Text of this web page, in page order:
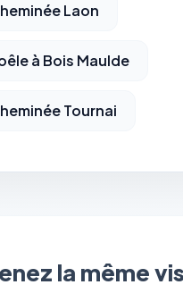
Laon
à Bois Maulde
Tournai
la même